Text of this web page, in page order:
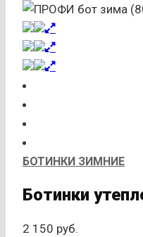
БОТИНКИ ЗИМНИЕ
Ботинки
2 150 руб.